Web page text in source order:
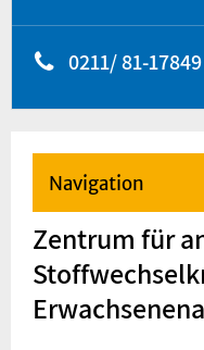
0211/ 81-17849
Navigation
Zentrum für